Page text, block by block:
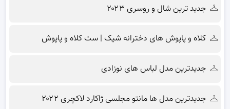
جدید ترین شال و روسری ۲۰۲۳
کلاه و پاپوش های دخترانه شیک | ست کلاه و پاپوش
جدیدترین مدل لباس های نوزادی
جدیدترین مدل ها مانتو مجلسی ژاکارد لاکچری ۲۰۲۲